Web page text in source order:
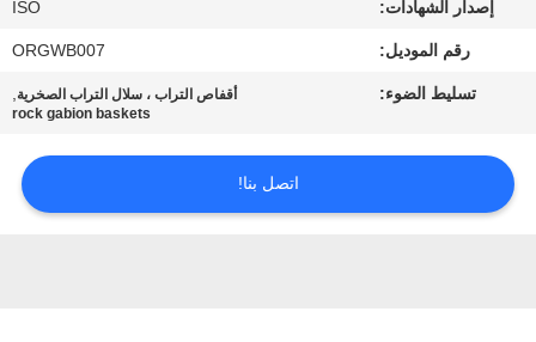
أخبار
اطلب
إصدار الشهادات: ISO
رقم الموديل: ORGWB007
تسليط الضوء: أقفاص التراب ، سلال التراب الصخرية,
rock gabion baskets
اتصل بنا!